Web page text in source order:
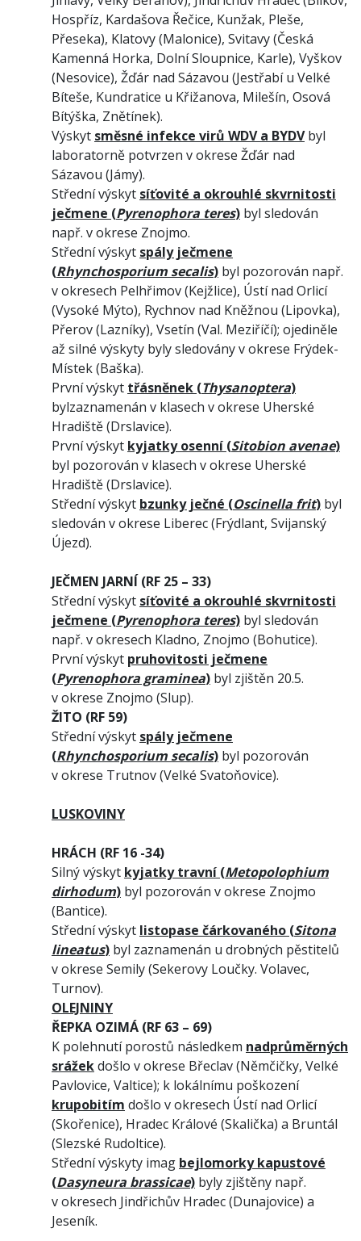
Hospříz, Kardašova Řečice, Kunžak, Pleše,
Přeseka), Klatovy (Malonice), Svitavy (Česká
Kamenná Horka, Dolní Sloupnice, Karle), Vyškov
(Nesovice), Žďár nad Sázavou (Jestřabí u Velké
Bíteše, Kundratice u Křižanova, Milešín, Osová
Bítýška, Znětínek).
Výskyt směsné infekce virů WDV a BYDVbyl
laboratorně potvrzen v okrese Žďár nad
Sázavou (Jámy).
Střední výskyt síťovité a okrouhlé skvrnitosti
ječmene (Pyrenophora teres) byl sledován
např. v okrese Znojmo.
Střední výskyt spály ječmene
(Rhynchosporium secalis) byl pozorován např.
v okresech Pelhřimov (Kejžlice), Ústí nad Orlicí
(Vysoké Mýto), Rychnov nad Kněžnou (Lipovka),
Přerov (Lazníky), Vsetín (Val. Meziříčí); ojediněle
až silné výskyty byly sledovány v okrese Frýdek-
Místek (Baška).
První výskyt třásněnek (Thysanoptera)
bylzaznamenán v klasech v okrese Uherské
Hradiště (Drslavice).
První výskyt kyjatky osenní (Sitobion avenae)
byl pozorován v klasech v okrese Uherské
Hradiště (Drslavice).
Střední výskyt bzunky ječné (Oscinella frit) byl
sledován v okrese Liberec (Frýdlant, Svijanský
Újezd).
JEČMEN JARNÍ (RF 25 – 33)
Střední výskyt síťovité a okrouhlé skvrnitosti
ječmene (Pyrenophora teres) byl sledován
např. v okresech Kladno, Znojmo (Bohutice).
První výskyt pruhovitosti ječmene
(Pyrenophora graminea) byl zjištěn 20.5.
v okrese Znojmo (Slup).
ŽITO (RF 59)
Střední výskyt spály ječmene
(Rhynchosporium secalis) byl pozorován
v okrese Trutnov (Velké Svatoňovice).
LUSKOVINY
HRÁCH (RF 16 -34)
Silný výskyt kyjatky travní (Metopolophium
dirhodum) byl pozorován v okrese Znojmo
(Bantice).
Střední výskyt listopase čárkovaného (Sitona
lineatus) byl zaznamenán u drobných pěstitelů
v okrese Semily (Sekerovy Loučky. Volavec,
Turnov).
OLEJNINY
ŘEPKA OZIMÁ (RF 63 – 69)
K polehnutí porostů následkem nadprůměrných
srážekdošlo v okrese Břeclav (Němčičky, Velké
Pavlovice, Valtice); k lokálnímu poškození
krupobitím došlo v okresech Ústí nad Orlicí
(Skořenice), Hradec Králové (Skalička) a Bruntál
(Slezské Rudoltice).
Střední výskyty imag bejlomorky kapustové
(Dasyneura brassicae) byly zjištěny např.
v okresech Jindřichův Hradec (Dunajovice) a
Jeseník.